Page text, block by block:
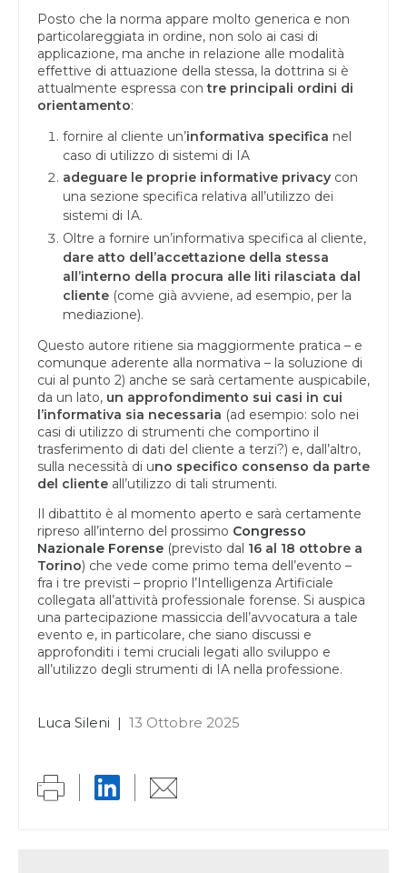
Posto che la norma appare molto generica e non
particolareggiata in ordine, non solo ai casi di
applicazione, ma anche in relazione alle modalità
effettive di attuazione della stessa, la dottrina si è
attualmente espressa contre principali ordini di
orientamento:
fornire al cliente un’informativa specifica nel
caso di utilizzo di sistemi di IA
adeguare le proprie informative privacy con
una sezione specifica relativa all’utilizzo dei
sistemi di IA.
Oltre a fornire un’informativa specifica al cliente,
dare atto dell’accettazione della stessa
all’interno della procura alle liti rilasciata dal
cliente (come già avviene, ad esempio, per la
mediazione).
Questo autore ritiene sia maggiormente pratica – e
comunque aderente alla normativa – la soluzione di
cui al punto 2) anche se sarà certamente auspicabile,
da un lato, un approfondimento sui casi in cui
l’informativa sia necessaria (ad esempio: solo nei
casi di utilizzo di strumenti che comportino il
trasferimento di dati del cliente a terzi?) e, dall’altro,
sulla necessità di uno specifico consenso da parte
del cliente all’utilizzo di tali strumenti.
Il dibattito è al momento aperto e sarà certamente
ripreso all’interno del prossimo Congresso
Nazionale Forense (previsto dal 16 al 18 ottobre a
Torino) che vede come primo tema dell’evento –
fra i tre previsti – proprio l’Intelligenza Artificiale
collegata all’attività professionale forense. Si auspica
una partecipazione massiccia dell’avvocatura a tale
evento e, in particolare, che siano discussi e
approfonditi i temi cruciali legati allo sviluppo e
all’utilizzo degli strumenti di IA nella professione.
Luca Sileni | 13 Ottobre 2025